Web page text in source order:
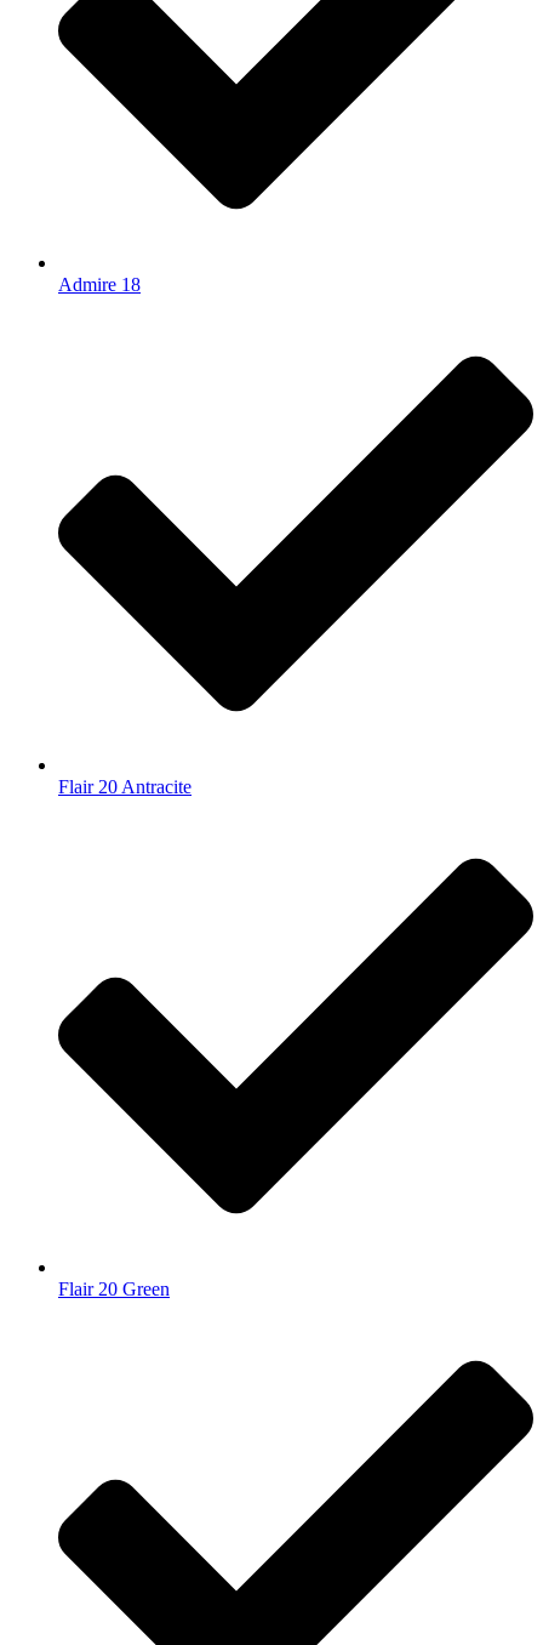
Admire 18
Flair 20 Antracite
Flair 20 Green